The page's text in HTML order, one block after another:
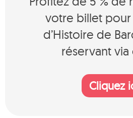
votre billet
d’Histoire de
réservant via
Cliquez